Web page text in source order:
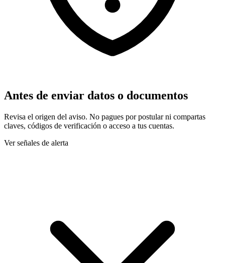
Antes de enviar datos o documentos
Revisa el origen del aviso. No pagues por postular ni compartas
claves, códigos de verificación o acceso a tus cuentas.
Ver señales de alerta